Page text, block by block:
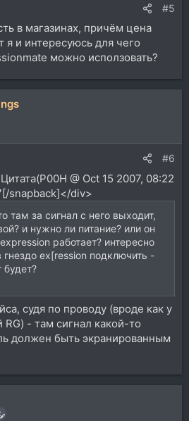
#5
в магазинах, причём цена
я и интересуюсь для чего
можно исползовать?
#6
@ Oct 15 2007, 08:22
snapback]</div>
там за сигнал с него выходит,
и нужно ли питание? или он
работает? интересно
гнездо ex[ression подключить -
будет?
судя по проводу (вроде как у
- там сигнал какой-то
должен быть экранированным